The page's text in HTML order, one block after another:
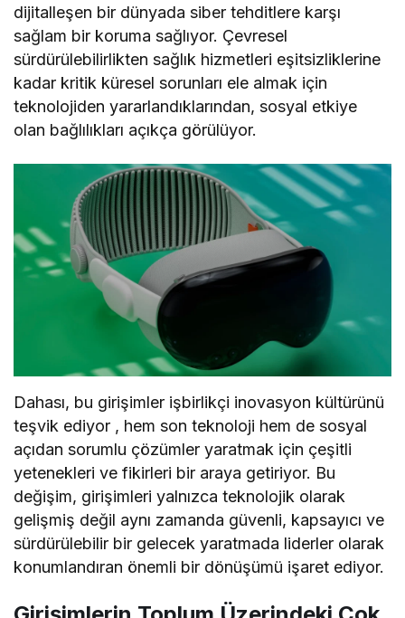
dijitalleşen bir dünyada siber tehditlere karşı
sağlam bir koruma sağlıyor. Çevresel
sürdürülebilirlikten sağlık hizmetleri eşitsizliklerine
kadar kritik küresel sorunları ele almak için
teknolojiden yararlandıklarından, sosyal etkiye
olan bağlılıkları açıkça görülüyor.
Dahası, bu girişimler işbirlikçi inovasyon kültürünü
teşvik ediyor , hem son teknoloji hem de sosyal
açıdan sorumlu çözümler yaratmak için çeşitli
yetenekleri ve fikirleri bir araya getiriyor. Bu
değişim, girişimleri yalnızca teknolojik olarak
gelişmiş değil aynı zamanda güvenli, kapsayıcı ve
sürdürülebilir bir gelecek yaratmada liderler olarak
konumlandıran önemli bir dönüşümü işaret ediyor.